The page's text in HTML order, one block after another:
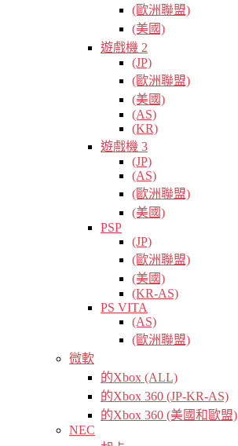
(歐洲聯盟)
(美國)
遊戲機 2
(JP)
(歐洲聯盟)
(美國)
(AS)
(KR)
遊戲機 3
(JP)
(AS)
(歐洲聯盟)
(美國)
PSP
(JP)
(歐洲聯盟)
(美國)
(KR-AS)
PS VITA
(AS)
(歐洲聯盟)
微軟
的Xbox (ALL)
的Xbox 360 (JP-KR-AS)
的Xbox 360 (美國和歐盟)
NEC